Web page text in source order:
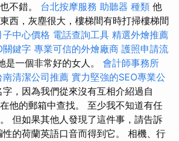
不錯。 台北按摩服務 助聽器 種類 他
西，灰塵很大，樓梯間有時打掃樓梯間
子中心價格 電話查詢工具 精選外燴推薦
關鍵字 專業可信的外燴廠商 護照申請流
是一個非常好的女人。 會計師事務所
南清潔公司推薦 實力堅強的SEO專業公
，因為我們從來沒有互相介紹過自
他的郵箱中查找。 至少我不知道有任
但如果其他人發現了這件事，請告訴
的荷蘭英語口音而得到它。 相機、行